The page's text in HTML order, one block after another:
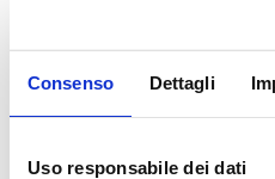
Consenso Dettagli
Uso responsabile dei dati
In questa sezione puoi
interventi di Publiacqua